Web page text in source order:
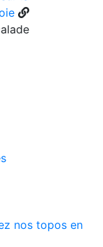
nos topos en